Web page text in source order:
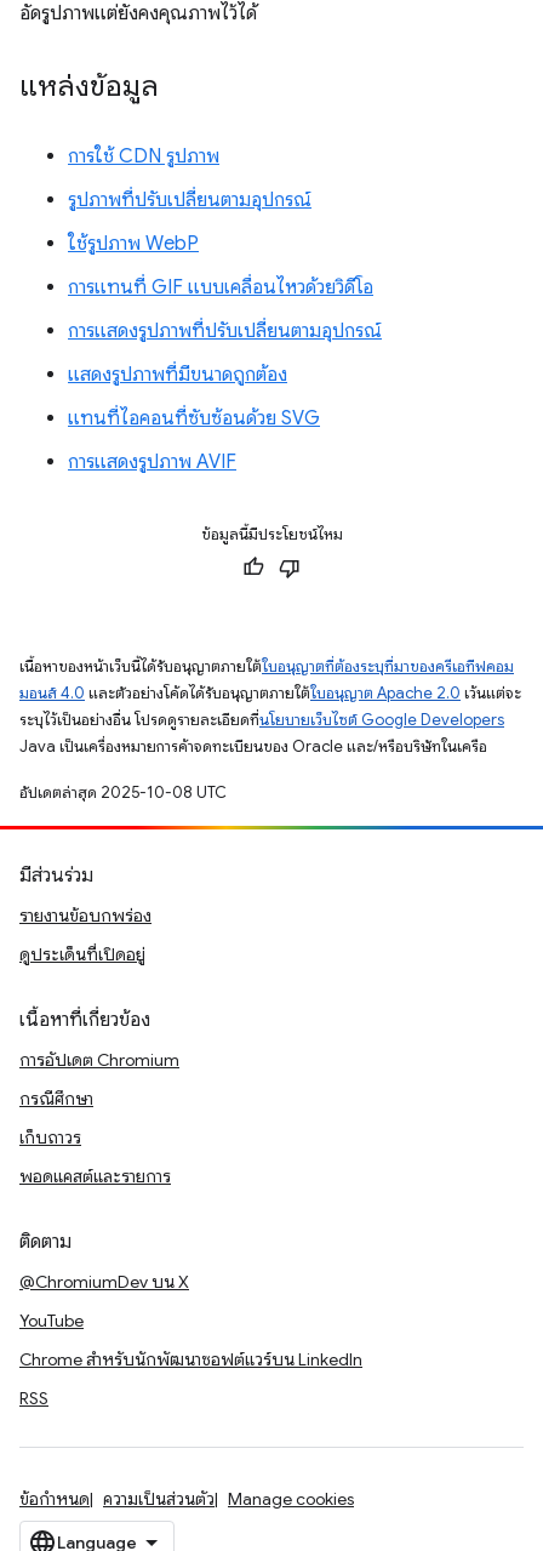
อัดรูปภาพแต่ยังคงคุณภาพไว้ได้
แหล่งข้อมูล
การใช้ CDN รูปภาพ
รูปภาพที่ปรับเปลี่ยนตามอุปกรณ์
ใช้รูปภาพ WebP
การแทนที่ GIF แบบเคลื่อนไหวด้วยวิดีโอ
การแสดงรูปภาพที่ปรับเปลี่ยนตามอุปกรณ์
แสดงรูปภาพที่มีขนาดถูกต้อง
แทนที่ไอคอนที่ซับซ้อนด้วย SVG
การแสดงรูปภาพ AVIF
ข้อมูลนี้มีประโยชน์ไหม
เนื้อหาของหน้าเว็บนี้ได้รับอนุญาตภายใต้ใบอนุญาตที่ต้องระบุที่มาของครีเอทีฟคอม
มอนส์ 4.0 และตัวอย่างโค้ดได้รับอนุญาตภายใต้ใบอนุญาต Apache 2.0 เว้นแต่จะ
ระบุไว้เป็นอย่างอื่น โปรดดูรายละเอียดที่นโยบายเว็บไซต์ Google Developers
Java เป็นเครื่องหมายการค้าจดทะเบียนของ Oracle และ/หรือบริษัทในเครือ
อัปเดตล่าสุด 2025-10-08 UTC
มีส่วนร่วม
รายงานข้อบกพร่อง
ดูประเด็นที่เปิดอยู่
เนื้อหาที่เกี่ยวข้อง
การอัปเดต Chromium
กรณีศึกษา
เก็บถาวร
พอดแคสต์และรายการ
ติดตาม
@ChromiumDev บน X
YouTube
Chrome สำหรับนักพัฒนาซอฟต์แวร์บน LinkedIn
RSS
ข้อกำหนด ความเป็นส่วนตัว Manage cookies